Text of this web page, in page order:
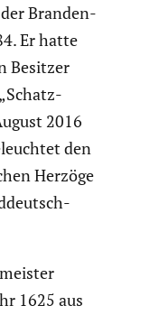
Branden­
Er hatte
Besitzer
2016
den
Herzöge
1625 aus